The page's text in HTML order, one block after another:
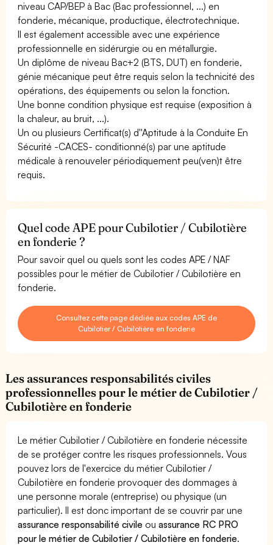
niveau CAP/BEP à Bac (Bac professionnel, ...) en
fonderie, mécanique, productique, électrotechnique.
Il est également accessible avec une expérience
professionnelle en sidérurgie ou en métallurgie.
Un diplôme de niveau Bac+2 (BTS, DUT) en fonderie,
génie mécanique peut être requis selon la technicité des
opérations, des équipements ou selon la fonction.
Une bonne condition physique est requise (exposition à
la chaleur, au bruit, ...).
Un ou plusieurs Certificat(s) d''Aptitude à la Conduite En
Sécurité -CACES- conditionné(s) par une aptitude
médicale à renouveler périodiquement peu(ven)t être
requis.
Quel code APE pour Cubilotier / Cubilotière
en fonderie ?
Pour savoir quel ou quels sont les codes APE / NAF
possibles pour le métier de Cubilotier / Cubilotière en
fonderie.
Consultez cette page dédiée aux codes APE de
Cubilotier / Cubilotière en fonderie
Les assurances responsabilités civiles
professionnelles pour le métier de Cubilotier /
Cubilotière en fonderie
Le métier Cubilotier / Cubilotière en fonderie nécessite
de se protéger contre les risques professionnels. Vous
pouvez lors de l'exercice du métier Cubilotier /
Cubilotière en fonderie provoquer des dommages à
une personne morale (entreprise) ou physique (un
particulier). Il est donc important de se couvrir par une
assurance responsabilité civile ouassurance RC PRO
pour le métier de Cubilotier / Cubilotière en fonderie.